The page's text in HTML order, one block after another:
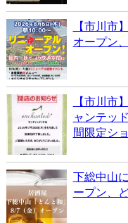
【市川市
オープン
【市川市
ャンテッ
間限定シ
下総中山
ープン、